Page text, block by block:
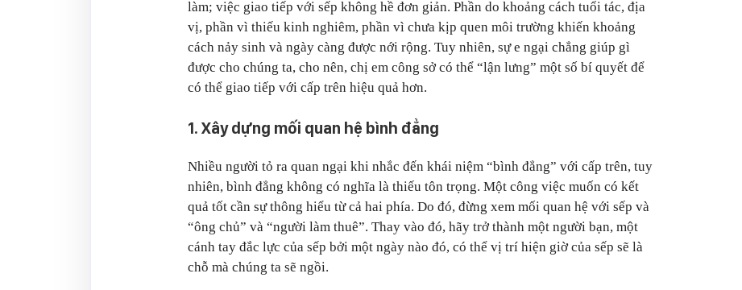
làm; việc giao tiếp với sếp không hề đơn giản. Phần do khoảng cách tuổi tác, địa
vị, phần vì thiếu kinh nghiêm, phần vì chưa kịp quen môi trường khiến khoảng
cách nảy sinh và ngày càng được nới rộng. Tuy nhiên, sự e ngại chẳng giúp gì
được cho chúng ta, cho nên, chị em công sở có thể “lận lưng” một số bí quyết để
có thể giao tiếp với cấp trên hiệu quả hơn.
1. Xây dựng mối quan hệ bình đẳng
Nhiều người tỏ ra quan ngại khi nhắc đến khái niệm “bình đẳng” với cấp trên, tuy
nhiên, bình đẳng không có nghĩa là thiếu tôn trọng. Một công việc muốn có kết
quả tốt cần sự thông hiểu từ cả hai phía. Do đó, đừng xem mối quan hệ với sếp và
“ông chủ” và “người làm thuê”. Thay vào đó, hãy trở thành một người bạn, một
cánh tay đắc lực của sếp bởi một ngày nào đó, có thể vị trí hiện giờ của sếp sẽ là
chỗ mà chúng ta sẽ ngồi.